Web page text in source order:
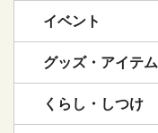
イベント
グッズ・アイテム
くらし・しつけ